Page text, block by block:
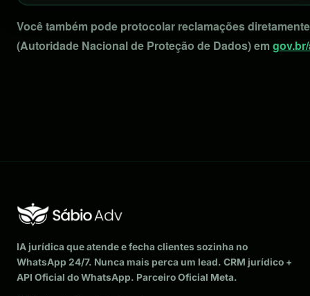
Você também pode protocolar reclamações
(Autoridade Nacional de Proteção de Dados) em
IA jurídica que atende e fecha clientes sozinha no
WhatsApp 24/7. Nunca mais perca um lead. CRM jurídico +
API Oficial do WhatsApp. Parceiro Oficial Meta.